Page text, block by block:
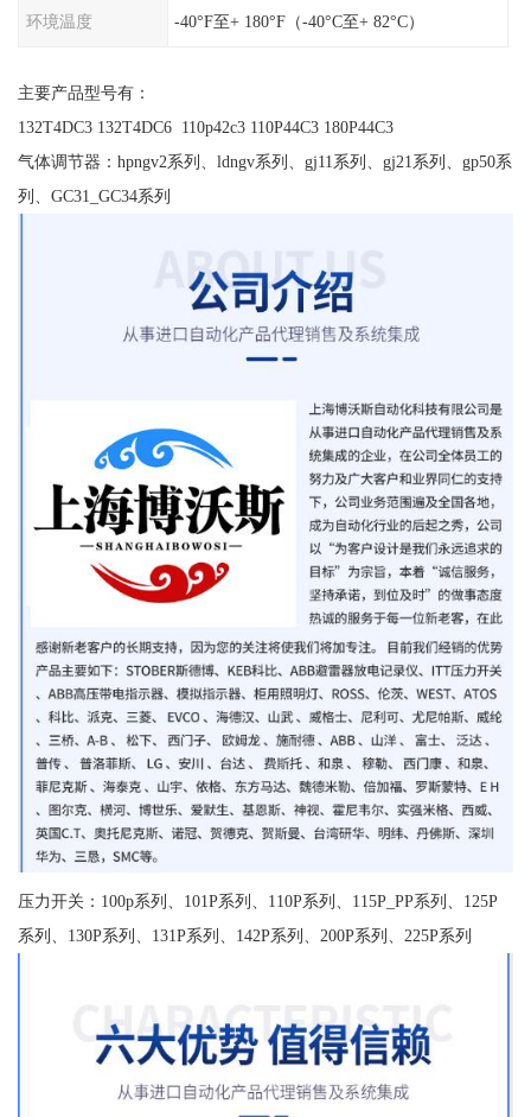
环境温度 -40°F至+ 180°F（-40°C至+ 82°C）
主要产品型号有：
132T4DC3 132T4DC6 110p42c3 110P44C3 180P44C3
气体调节器：hpngv2系列、ldngv系列、gj11系列、gj21系列、gp50系
列、GC31_GC34系列
压力开关：100p系列、101P系列、110P系列、115P_PP系列、125P
系列、130P系列、131P系列、142P系列、200P系列、225P系列